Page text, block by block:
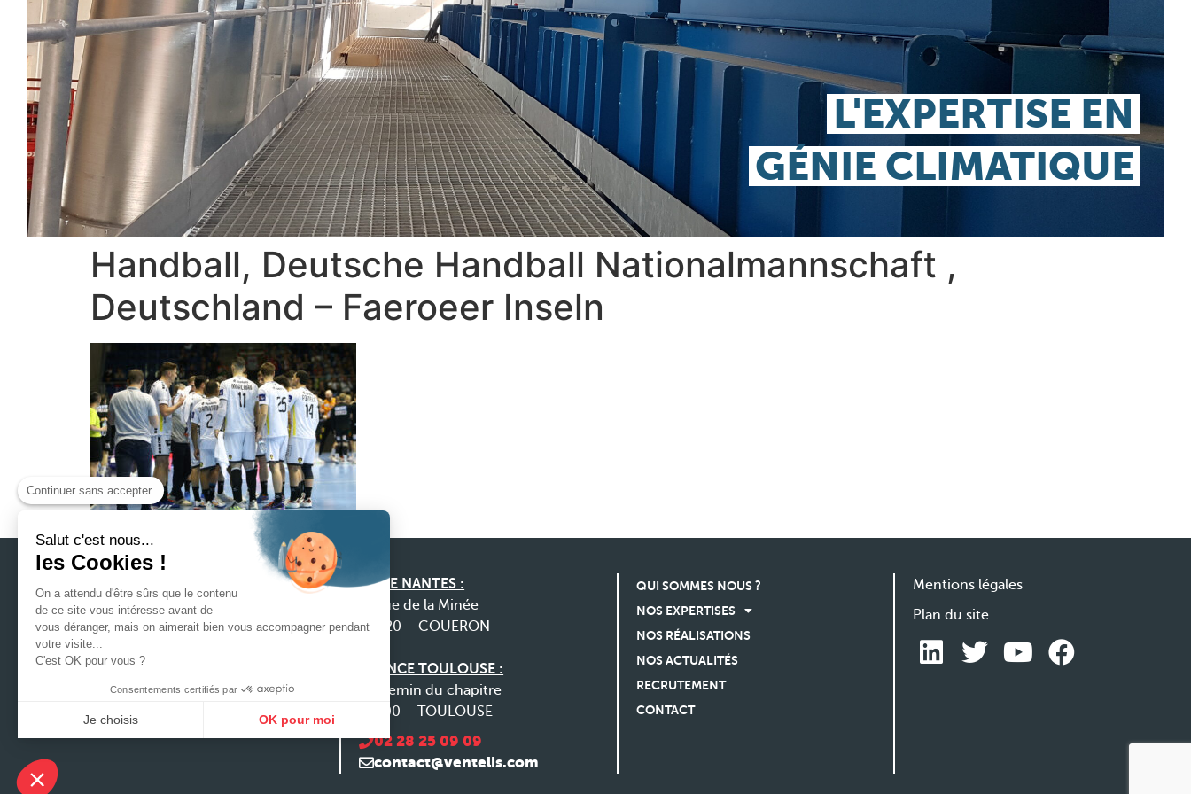
L'EXPERTISE EN
GÉNIE CLIMATIQUE
Handball, Deutsche Handball Nationalmannschaft ,
Deutschland – Faeroeer Inseln
Notre préoccupation première est la
satisfaction de nos clients afin que nous
puissions construire une relation durable, ce
SIEGE NANTES :
31 rue de la Minée
44220 – COUËRON
AGENCE TOULOUSE :
9 chemin du chapitre
31000 – TOULOUSE
02 28 25 09 09
contact@ventelis.com
QUI SOMMES NOUS ?
NOS EXPERTISES
NOS RÉALISATIONS
NOS ACTUALITÉS
RECRUTEMENT
CONTACT
Mentions légales
Plan du site
Continuer sans accepter
Salut c'est nous...
les Cookies !
On a attendu d'être sûrs que le contenu
de ce site vous intéresse avant de
vous déranger, mais on aimerait bien vous accompagner pendant
votre visite...
C'est OK pour vous ?
Consentements certifiés par
Je choisis OK pour moi
Plateforme de Gestion du Consentement : Personnalisez vos Options
Notre plateforme vous permet d'adapter et de gérer vos paramètres de confidentialité, en garantissant la conformité avec les réglementations. Personnalisez vos préférences pour